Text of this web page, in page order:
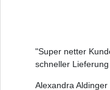
"Super netter
schneller
Alexandra